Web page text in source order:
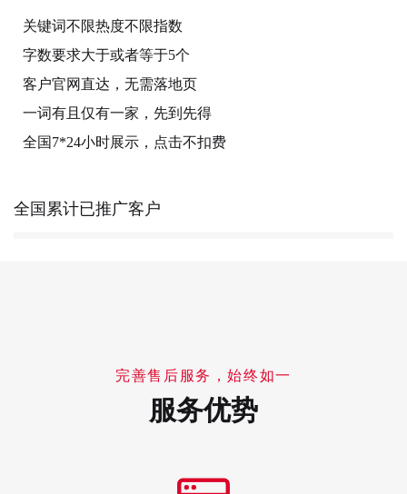
关键词不限热度不限指数
字数要求大于或者等于5个
客户官网直达，无需落地页
一词有且仅有一家，先到先得
全国7*24小时展示，点击不扣费
全国累计已推广客户
完善售后服务，始终如一
服务优势